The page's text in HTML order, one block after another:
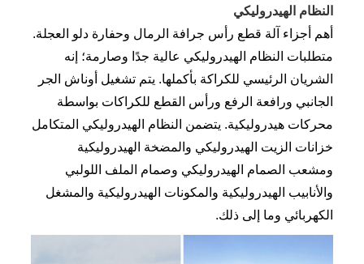
النظام الهيدروليكي
أهم أجزاء آلة قطع رأس جرافة الرمال وحفارة دلو العجلة.
متطلبات النظام الهيدروليكي عالية جدًا وصارمة؛ إنه
الشريان الرئيسي للكراكة بأكملها. يتم تشغيل أوناش الجر
الجانبي ورافعة الرفع ورأس القطع للكراكات بواسطة
محركات هيدروليكية. يتضمن النظام الهيدروليكي المتكامل
خزانات الزيت الهيدروليكي والمضخة الهيدروليكية
ومشعب الصمام الهيدروليكي وصمام الملف اللولبي
والأنابيب الهيدروليكية والمكونات الهيدروليكية والمشغل
الكهربائي وما إلى ذلك.